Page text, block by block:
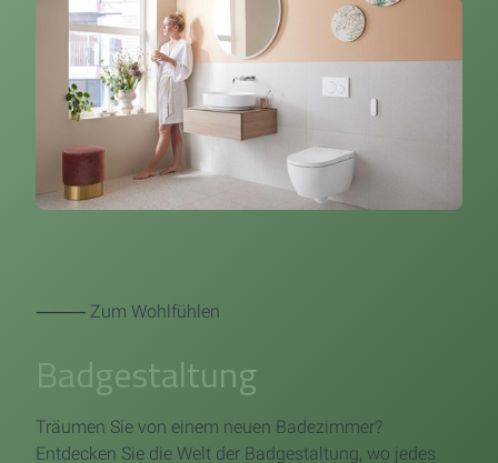
⸻ Zum Wohlfühlen
Badgestaltung
Träumen Sie von einem neuen Badezimmer?
Entdecken Sie die Welt der Badgestaltung, wo jedes